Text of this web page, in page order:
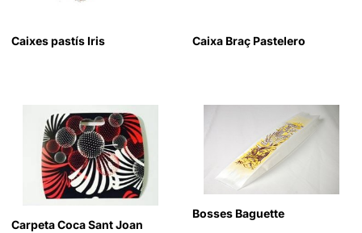
Caixes pastís Iris Caixa Braç Pastelero
Carpeta Coca Sant Joan
Bosses Baguette